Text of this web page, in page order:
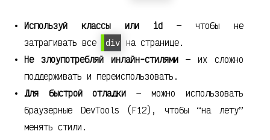
Используй классы или id— чтобы не
затрагивать все
div
на странице.
Не злоупотребляй инлайн-стилями— их сложно
поддерживать и переиспользовать.
Для быстрой отладки — можно использовать
браузерные DevTools (F12), чтобы “на лету”
менять стили.